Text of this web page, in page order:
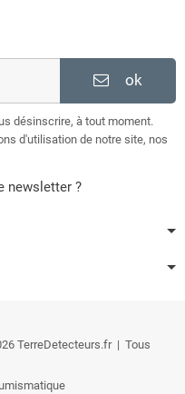
ok
désinscrire, à tout moment.
d'utilisation de notre site, nos
newsletter ?
TerreDetecteurs.fr| Tous